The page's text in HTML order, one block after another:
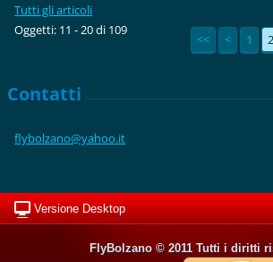
Tutti gli articoli
Oggetti: 11 - 20 di 109
<< < 1 2
Contatti
flybolzano@yahoo.it
Versione Desktop
FlyBolzano © 2011 Tutti i diritti